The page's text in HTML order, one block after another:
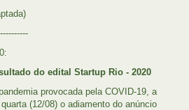
do edital Startup Rio - 2020
provocada pela COVID-19, a
(12/08) o adiamento do anúncio